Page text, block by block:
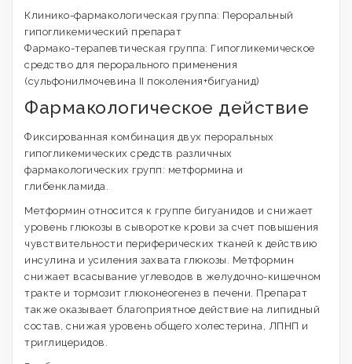
Клинико-фармакологическая группа: Пероральный
гипогликемический препарат
Фармако-терапевтическая группа: Гипогликемическое
средство для перорального применения
(сульфонилмочевина II поколения+бигуанид)
Фармакологическое действие
Фиксированная комбинация двух пероральных
гипогликемических средств различных
фармакологических групп: метформина и
глибенкламида.
Метформин относится к группе бигуанидов и снижает
уровень глюкозы в сыворотке крови за счет повышения
чувствительности периферических тканей к действию
инсулина и усиления захвата глюкозы. Метформин
снижает всасывание углеводов в желудочно-кишечном
тракте и тормозит глюконеогенез в печени. Препарат
также оказывает благоприятное действие на липидный
состав, снижая уровень общего холестерина, ЛПНП и
триглицеридов.